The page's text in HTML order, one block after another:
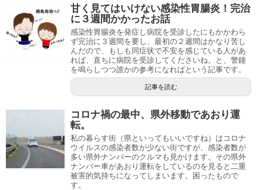
甘く見てはいけない感染性胃腸炎！完治
に３週間かかったお話
感染性胃腸炎を発症し病院を受診したにもかかわら
ず完治に３週間を要し、最初の２週間はかなり苦し
んだので、もしも同症状で不安を感じている人があ
れば、直ちに病院を受診してくださいね。と、警鐘
を鳴らしつつ誰かの参考になればという記事です。
記事を読む
コロナ禍の最中、県外移動であおり運
転。
私の暮らす街（県といってもいいですね）はコロナ
ウイルスの感染者数が少ない街ですが、感染者数が
多い県外ナンバーのクルマも見かけます。その県外
ナンバー車があおり運転をしているのを見ると二重
被害的気持ちになってしまいます。困ったもので
す。